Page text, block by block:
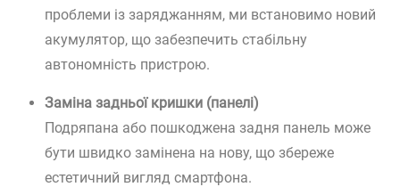
проблеми із заряджанням, ми встановимо новий
акумулятор, що забезпечить стабільну
автономність пристрою.
Заміна задньої кришки (панелі)
Подряпана або пошкоджена задня панель може
бути швидко замінена на нову, що збереже
естетичний вигляд смартфона.